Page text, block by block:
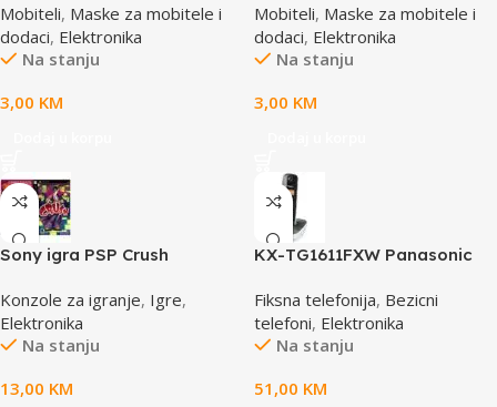
65x100mm
Mobiteli, Maske za mobitele i
dodaci, Elektronika
Na stanju
3,00 KM
bijela 65x100mm
Mobiteli, Maske za mobitele i
dodaci, Elektronika
Na stanju
3,00 KM
Sony igra PSP Crush
Konzole za igranje, Igre,
Elektronika
Na stanju
13,00 KM
KX-TG1611FXW Panasonic
Fiksna telefonija, Bezicni
telefoni, Elektronika
Na stanju
51,00 KM